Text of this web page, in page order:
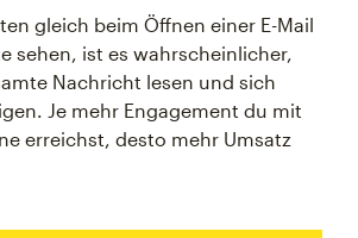
gleich beim Öffnen einer E-Mail
sehen, ist es wahrscheinlicher,
Nachricht lesen und sich
Je mehr Engagement du mit
erreichst, desto mehr Umsatz